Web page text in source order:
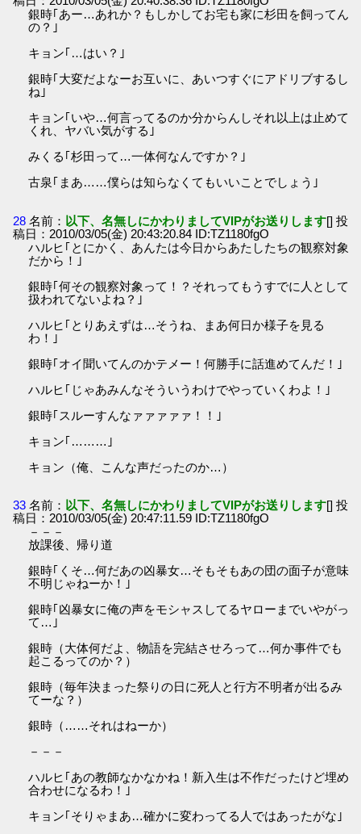
銀時｢あー…あれか？もしかしてお宅も家に杉田を飼ってん
の？｣
キョン｢…はい？｣
銀時｢大変だよなーお互いに、あいつすぐにアドリブするし
ね｣
キョン｢いや…何言ってるのか分からんしそれ以上は止めて
くれ、ヤバい気がする｣
みくる｢杉田って…一体何なんですか？｣
古泉｢まあ……僕らは知らなくてもいいことでしょう｣
28 名前： 以下、名無しにかわりましてVIPがお送りします[] 投
稿日：2010/03/05(金) 20:43:20.84 ID:TZ1180fgO
ハルヒ｢とにかく、あんたは今日からあたしたちの観察対象
だから！｣
銀時｢何その観察対象って！？それってもうすでに人として
扱われてないよね？｣
ハルヒ｢とりあえずは…そうね、まあ何日か様子を見る
わ！｣
銀時｢オイ聞いてんのかテメー！何勝手に話進めてんだ！｣
ハルヒ｢じゃあみんなそういうわけでやっていくわよ！｣
銀時｢スルーすんなァァァァァ！！｣
キョン｢………｣
キョン（俺、こんな声だったのか…）
33 名前： 以下、名無しにかわりましてVIPがお送りします[] 投
稿日：2010/03/05(金) 20:47:11.59 ID:TZ1180fgO
－－－
放課後、帰り道
銀時｢くそ…何だあの凶暴女…そもそもあの団の面子が意味
不明じゃねーか！｣
銀時｢凶暴女に俺の声をモシャスしてるヤローまでいやがっ
て…｣
銀時（大体何だよ、物語を完結させろって…何か事件でも
起こるってのか？）
銀時（毎年決まった祭りの日に死人と行方不明者が出るみ
てーな？）
銀時（……それはねーか）
－－－
ハルヒ｢あの教師なかなかね！新入生は不作だったけど埋め
合わせになるわ！｣
キョン｢そりゃまあ…確かに変わってる人ではあったがな｣